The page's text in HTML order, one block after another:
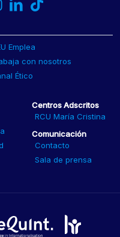
Emplea
con nosotros
Ético
Centros Adscritos
RCU María Cristina
Comunicación
Contacto
Sala de prensa